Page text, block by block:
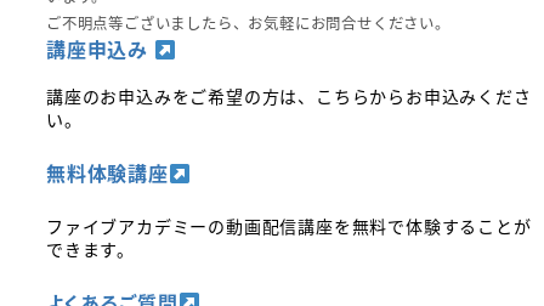
ご不明点等ございましたら、お気軽にお問合せください。
講座申込み
講座のお申込みをご希望の方は、こちらからお申込みくださ
い。
無料体験講座
ファイブアカデミーの動画配信講座を無料で体験することが
できます。